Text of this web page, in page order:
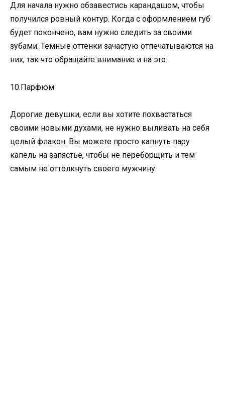
Для начала нужно обзавестись карандашом, чтобы
получился ровный контур. Когда с оформлением губ
будет покончено, вам нужно следить за своими
зубами. Тёмные оттенки зачастую отпечатываются на
них, так что обращайте внимание и на это.
10.Парфюм
Дорогие девушки, если вы хотите похвастаться
своими новыми духами, не нужно выливать на себя
целый флакон. Вы можете просто капнуть пару
капель на запястье, чтобы не переборщить и тем
самым не оттолкнуть своего мужчину.